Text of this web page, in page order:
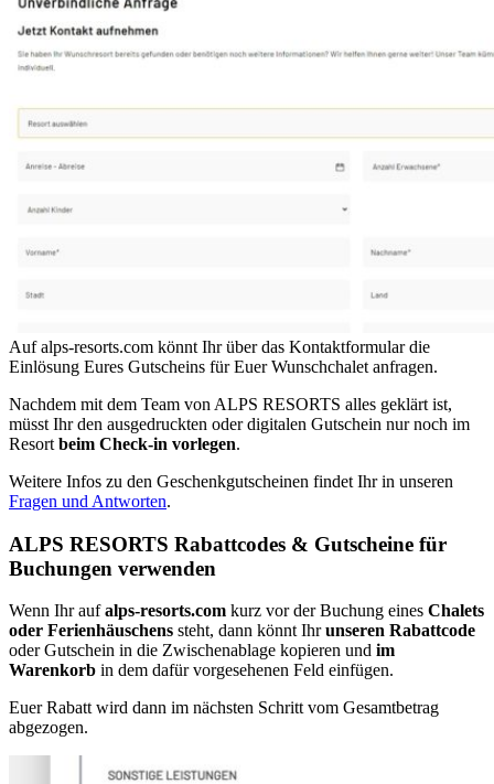
Auf alps-resorts.com könnt Ihr über das Kontaktformular die
Einlösung Eures Gutscheins für Euer Wunschchalet anfragen.
Nachdem mit dem Team von ALPS RESORTS alles geklärt ist,
müsst Ihr den ausgedruckten oder digitalen Gutschein nur noch im
Resort beim Check-in vorlegen.
Weitere Infos zu den Geschenkgutscheinen findet Ihr in unseren
Fragen und Antworten.
ALPS RESORTS Rabattcodes & Gutscheine für
Buchungen verwenden
Wenn Ihr aufalps-resorts.com kurz vor der Buchung eines Chalets
oder Ferienhäuschens steht, dann könnt Ihrunseren Rabattcode
oder Gutschein in die Zwischenablage kopieren und im
Warenkorb in dem dafür vorgesehenen Feld einfügen.
Euer Rabatt wird dann im nächsten Schritt vom Gesamtbetrag
abgezogen.